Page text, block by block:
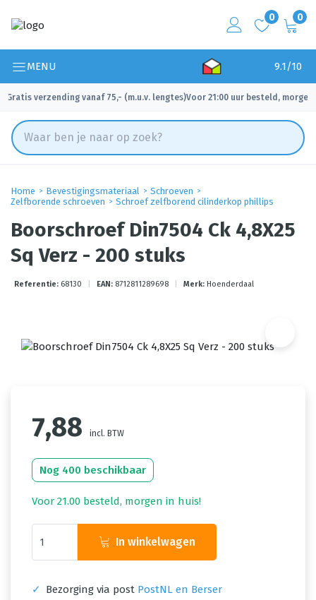
0 0
MENU 9.1/10
Gratis verzending vanaf 75,- (m.u.v. lengtes)
✓ Voor 21:00 uur besteld, morgen
Home Bevestigingsmateriaal
Schroeven
Zelfborende schroeven
Schroef zelfborend cilinderkop phillips
Boorschroef Din7504 Ck 4,8X25
Sq Verz - 200 stuks
Referentie: 68130 EAN: 8712811289698 Merk: Hoenderdaal
7,88 incl. BTW
Nog 400 beschikbaar
Voor 21.00 besteld, morgen in huis!
In winkelwagen
✓ Bezorging via post PostNL en Berser